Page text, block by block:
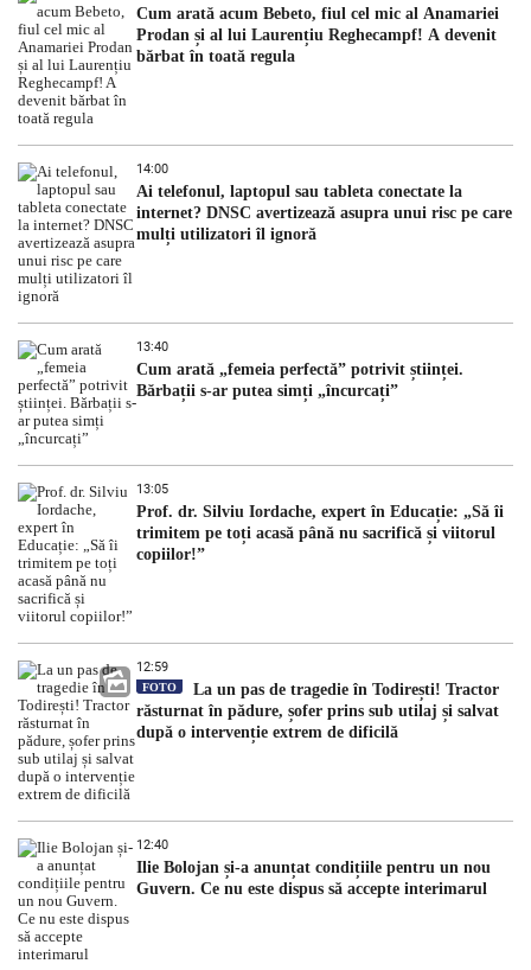
Cum arată acum Bebeto, fiul cel mic al Anamariei
Prodan și al lui Laurențiu Reghecampf! A devenit
bărbat în toată regula
14:00
Ai telefonul, laptopul sau tableta conectate la
internet? DNSC avertizează asupra unui risc pe care
mulți utilizatori îl ignoră
13:40
Cum arată „femeia perfectă” potrivit științei.
Bărbații s-ar putea simți „încurcați”
13:05
Prof. dr. Silviu Iordache, expert în Educație: „Să îi
trimitem pe toți acasă până nu sacrifică și viitorul
copiilor!”
12:59
FOTO
La un pas de tragedie în Todirești! Tractor
răsturnat în pădure, șofer prins sub utilaj și salvat
după o intervenție extrem de dificilă
12:40
Ilie Bolojan și-a anunțat condițiile pentru un nou
Guvern. Ce nu este dispus să accepte interimarul